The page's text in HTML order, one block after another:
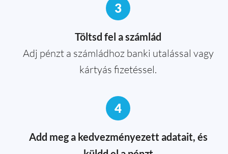
3
Töltsd fel a számlád
Adj pénzt a számládhoz banki utalással vagy
kártyás fizetéssel.
4
Add meg a kedvezményezett adatait, és